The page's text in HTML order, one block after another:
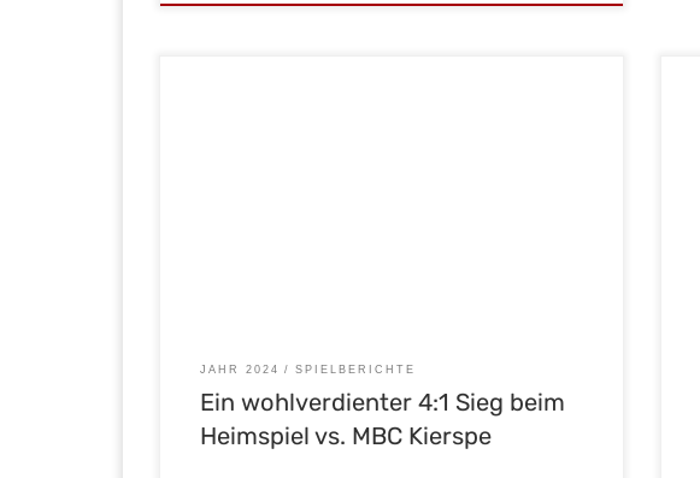
JAHR 2024 SPIELBERICHTE
Ein wohlverdienter 4:1 Sieg beim
Heimspiel vs. MBC Kierspe